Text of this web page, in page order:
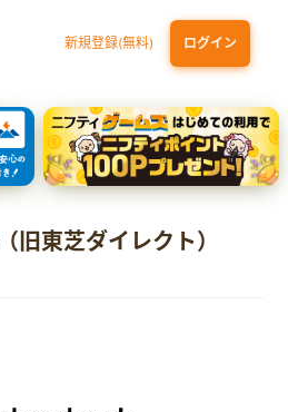
新規登録(無料) ログイン
ド ゴールド（NL）（家族カード発行）
ディズニープラス) セットプラン
）
東芝ダイレクト）